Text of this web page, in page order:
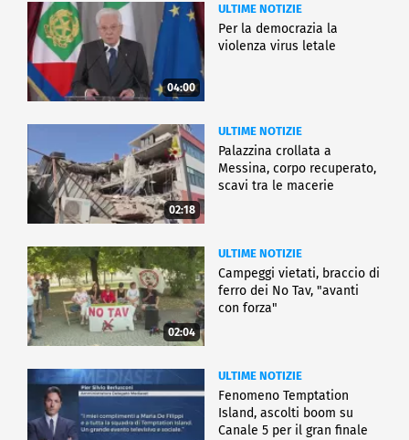
04:00
ULTIME NOTIZIE
Per la democrazia la
violenza virus letale
02:18
ULTIME NOTIZIE
Palazzina crollata a
Messina, corpo recuperato,
scavi tra le macerie
02:04
ULTIME NOTIZIE
Campeggi vietati, braccio di
ferro dei No Tav, "avanti
con forza"
ULTIME NOTIZIE
Fenomeno Temptation
Island, ascolti boom su
Canale 5 per il gran finale